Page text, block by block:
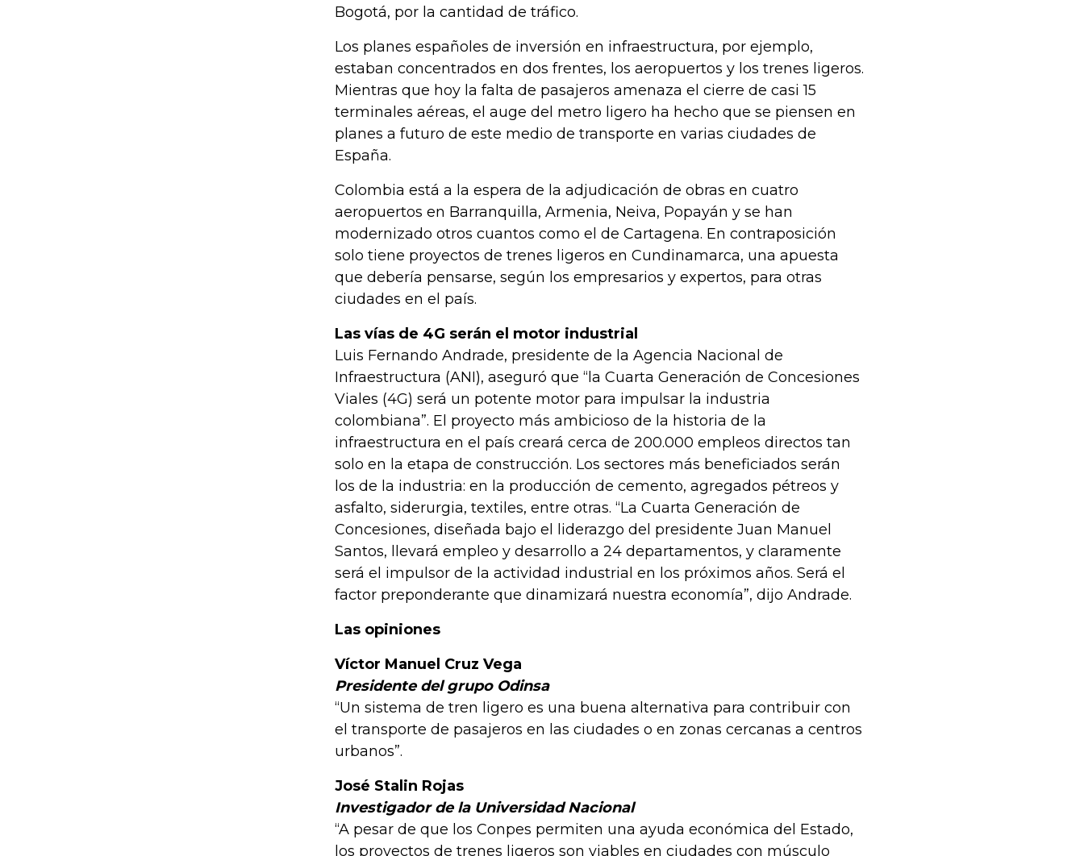
Bogotá, por la cantidad de tráfico.
Los planes españoles de inversión en infraestructura, por ejemplo,
estaban concentrados en dos frentes, los aeropuertos y los trenes ligeros.
Mientras que hoy la falta de pasajeros amenaza el cierre de casi 15
terminales aéreas, el auge del metro ligero ha hecho que se piensen en
planes a futuro de este medio de transporte en varias ciudades de
España.
Colombia está a la espera de la adjudicación de obras en cuatro
aeropuertos en Barranquilla, Armenia, Neiva, Popayán y se han
modernizado otros cuantos como el de Cartagena. En contraposición
solo tiene proyectos de trenes ligeros en Cundinamarca, una apuesta
que debería pensarse, según los empresarios y expertos, para otras
ciudades en el país.
Las vías de 4G serán el motor industrial
Luis Fernando Andrade, presidente de la Agencia Nacional de
Infraestructura (ANI), aseguró que “la Cuarta Generación de Concesiones
Viales (4G) será un potente motor para impulsar la industria
colombiana”. El proyecto más ambicioso de la historia de la
infraestructura en el país creará cerca de 200.000 empleos directos tan
solo en la etapa de construcción. Los sectores más beneficiados serán
los de la industria: en la producción de cemento, agregados pétreos y
asfalto, siderurgia, textiles, entre otras. “La Cuarta Generación de
Concesiones, diseñada bajo el liderazgo del presidente Juan Manuel
Santos, llevará empleo y desarrollo a 24 departamentos, y claramente
será el impulsor de la actividad industrial en los próximos años. Será el
factor preponderante que dinamizará nuestra economía”, dijo Andrade.
Las opiniones
Víctor Manuel Cruz Vega
Presidente del grupo Odinsa
“Un sistema de tren ligero es una buena alternativa para contribuir con
el transporte de pasajeros en las ciudades o en zonas cercanas a centros
urbanos”.
José Stalin Rojas
Investigador de la Universidad Nacional
“A pesar de que los Conpes permiten una ayuda económica del Estado,
los proyectos de trenes ligeros son viables en ciudades con músculo